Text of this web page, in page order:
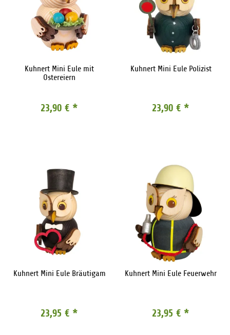
Kuhnert Mini Eule mit
Ostereiern
23,90 € *
Kuhnert Mini Eule Polizist
23,90 € *
Kuhnert Mini Eule Bräutigam
23,95 € *
Kuhnert Mini Eule Feuerwehr
23,95 € *